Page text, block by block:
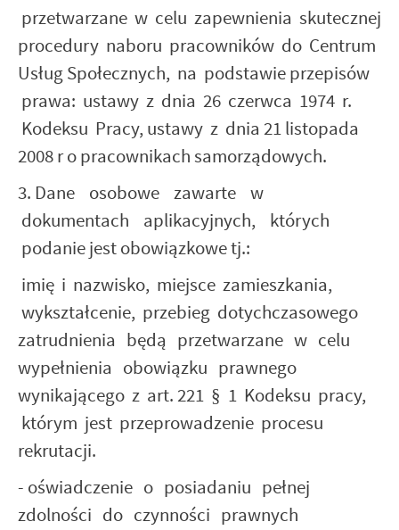
przetwarzane w celu zapewnienia skutecznej
procedury naboru pracowników do Centrum
Usług Społecznych, na podstawie przepisów
prawa: ustawy z dnia 26 czerwca 1974 r.
Kodeksu Pracy, ustawy z dnia 21 listopada
2008 r o pracownikach samorządowych.
3. Dane osobowe zawarte w
dokumentach aplikacyjnych, których
podanie jest obowiązkowe tj.:
­ imię i nazwisko, miejsce zamieszkania,
wykształcenie, przebieg dotychczasowego
zatrudnienia będą przetwarzane w celu
wypełnienia obowiązku prawnego
wynikającego z art. 221 § 1 Kodeksu pracy,
którym jest przeprowadzenie procesu
rekrutacji.
- oświadczenie o posiadaniu pełnej
zdolności do czynności prawnych